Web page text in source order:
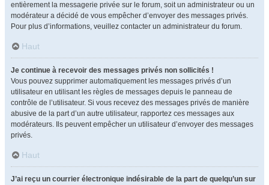
entièrement la messagerie privée sur le forum, soit un administrateur ou un
modérateur a décidé de vous empêcher d’envoyer des messages privés.
Pour plus d’informations, veuillez contacter un administrateur du forum.
Haut
Je continue à recevoir des messages privés non sollicités !
Vous pouvez supprimer automatiquement les messages privés d’un
utilisateur en utilisant les règles de messages depuis le panneau de
contrôle de l’utilisateur. Si vous recevez des messages privés de manière
abusive de la part d’un autre utilisateur, rapportez ces messages aux
modérateurs. Ils peuvent empêcher un utilisateur d’envoyer des messages
privés.
Haut
J’ai reçu un courrier électronique indésirable de la part de quelqu’un sur